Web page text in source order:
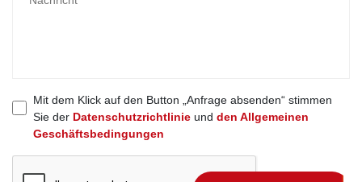
Mit dem Klick auf den Button „Anfrage absenden“ stimmen
Sie der Datenschutzrichtlinieund den Allgemeinen
Geschäftsbedingungen